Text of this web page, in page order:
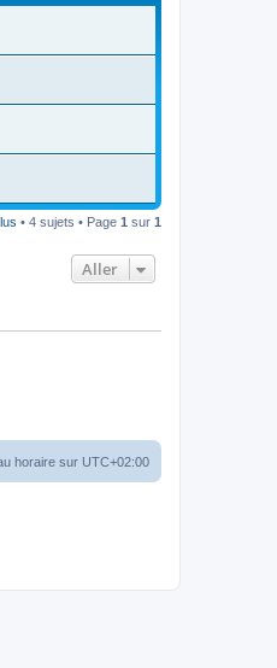
• 4 sujets • Page 1 sur 1
Aller
horaire sur UTC+02:00